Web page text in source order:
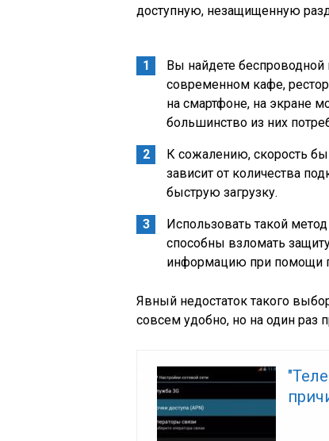
доступную, незащищенную
Вы найдете
современном кафе,
на смартфоне, на экране
большинство из них
К сожалению, скорость
зависит от количества
быструю загрузку.
Использовать такой
способны взломать
информацию при помощи
Явный недостаток такого
совсем удобно, но на один раз